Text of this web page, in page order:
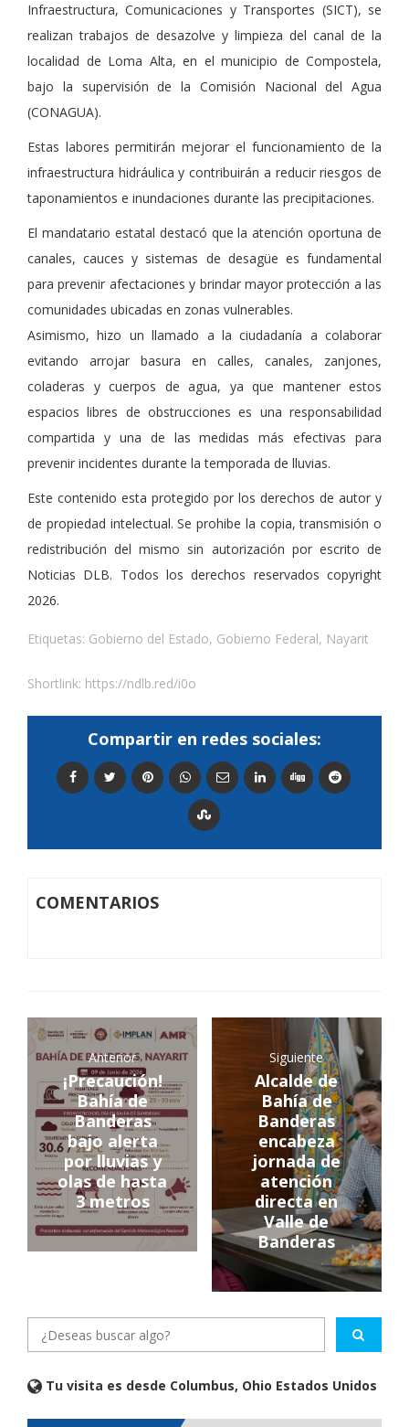
Infraestructura, Comunicaciones y Transportes (SICT), se
realizan trabajos de desazolve y limpieza del canal de la
localidad de Loma Alta, en el municipio de Compostela,
bajo la supervisión de la Comisión Nacional del Agua
(CONAGUA).
Estas labores permitirán mejorar el funcionamiento de la
infraestructura hidráulica y contribuirán a reducir riesgos de
taponamientos e inundaciones durante las precipitaciones.
El mandatario estatal destacó que la atención oportuna de
canales, cauces y sistemas de desagüe es fundamental
para prevenir afectaciones y brindar mayor protección a las
comunidades ubicadas en zonas vulnerables.
Asimismo, hizo un llamado a la ciudadanía a colaborar
evitando arrojar basura en calles, canales, zanjones,
coladeras y cuerpos de agua, ya que mantener estos
espacios libres de obstrucciones es una responsabilidad
compartida y una de las medidas más efectivas para
prevenir incidentes durante la temporada de lluvias.
Este contenido esta protegido por los derechos de autor y
de propiedad intelectual. Se prohibe la copia, transmisión o
redistribución del mismo sin autorización por escrito de
Noticias DLB. Todos los derechos reservados copyright
2026.
Etiquetas: Gobierno del Estado, Gobierno Federal, Nayarit
Shortlink: https://ndlb.red/i0o
Compartir en redes sociales:
COMENTARIOS
Anterior
¡Precaución!
Bahía de
Banderas
bajo alerta
por lluvias y
olas de hasta
3 metros
Siguiente
Alcalde de
Bahía de
Banderas
encabeza
jornada de
atención
directa en
Valle de
Banderas
Tu visita es desde Columbus, Ohio Estados Unidos